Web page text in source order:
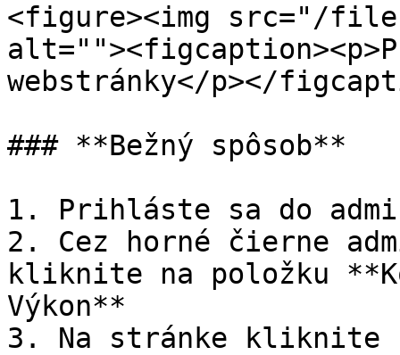
<figure><img src="/files/
webstránky</p></
### **Bežný spôsob**
1. Prihláste sa do
2. Cez horné čierne
kliknite na položku
Výkon**
3. Na stránke kliknite